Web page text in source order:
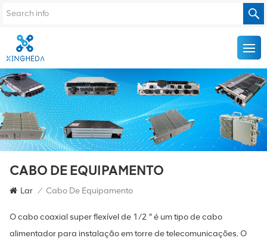
CABO DE EQUIPAMENTO
Lar / Cabo De Equipamento
O cabo coaxial super flexível de 1/2 ″ é um tipo de cabo
alimentador para instalação em torre de telecomunicações. O